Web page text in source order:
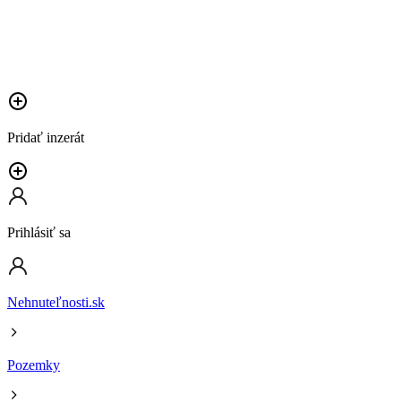
Pridať inzerát
Prihlásiť sa
Nehnuteľnosti.sk
Pozemky